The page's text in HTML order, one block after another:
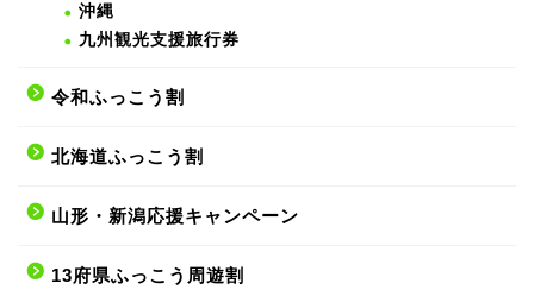
沖縄
九州観光支援旅行券
令和ふっこう割
北海道ふっこう割
山形・新潟応援キャンペーン
13府県ふっこう周遊割